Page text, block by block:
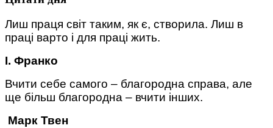
Лиш праця світ таким, як є, створила. Лиш в
праці варто і для праці жить.
І. Франко
Вчити себе самого – благородна справа, але
ще більш благородна – вчити інших.
Марк Твен